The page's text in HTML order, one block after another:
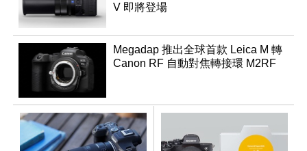
V 即將登場
Megadap 推出全球首款 Leica M 轉
Canon RF 自動對焦轉接環 M2RF